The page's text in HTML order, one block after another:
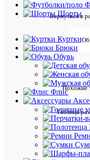
Шорты
Куртки
Брюки
Обувь
Флис
Вернуться в
Похожие
Таблица